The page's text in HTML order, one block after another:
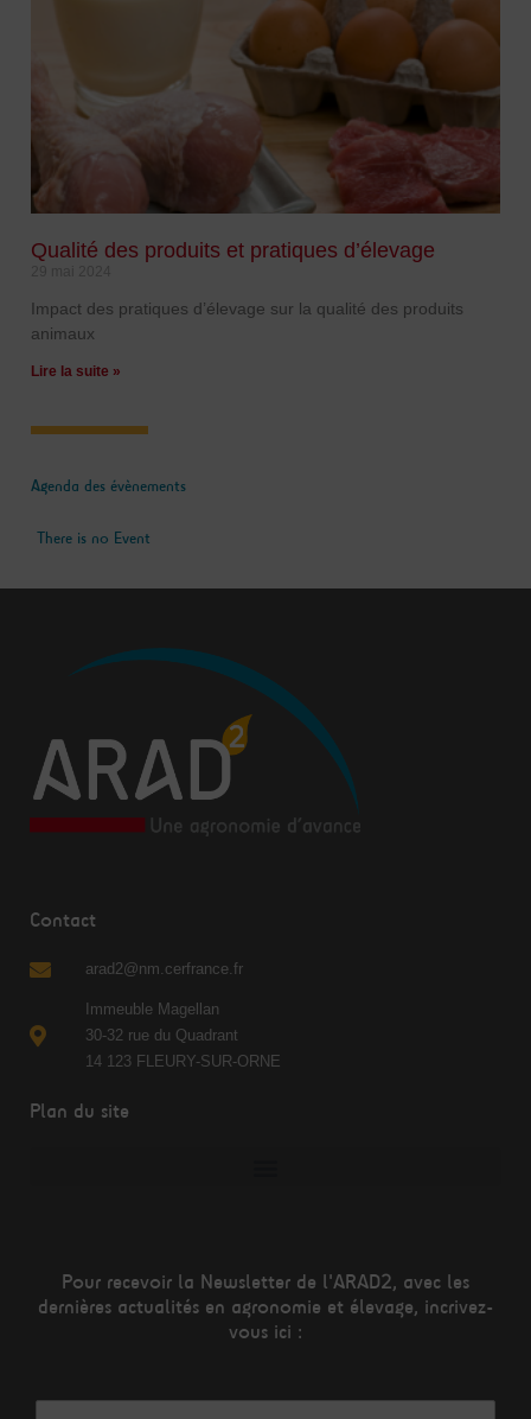
Qualité des produits et pratiques d’élevage
Impact des pratiques d’élevage sur la qualité des produits
animaux
Lire la suite »
Agenda des évènements
There is no Event
Contact
arad2@nm.cerfrance.fr
Immeuble Magellan
30-32 rue du Quadrant
14 123 FLEURY-SUR-ORNE
Plan du site
Pour recevoir la Newsletter de l'ARAD2, avec les
dernières actualités en agronomie et élevage, incrivez-
vous ici :